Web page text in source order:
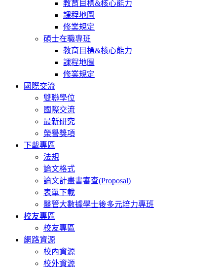
教育目標&核心能力
課程地圖
修業規定
碩士在職專班
教育目標&核心能力
課程地圖
修業規定
國際交流
雙聯學位
國際交流
最新研究
榮譽獎項
下載專區
法規
論文格式
論文計畫書審查(Proposal)
表單下載
醫管大數據學士後多元培力專班
校友專區
校友專區
網路資源
校內資源
校外資源